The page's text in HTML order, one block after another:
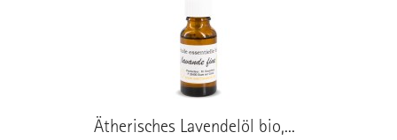
Ätherisches Lavendelöl bio,...